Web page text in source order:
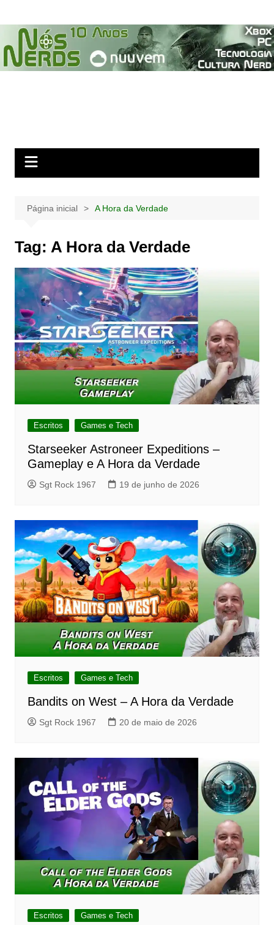
para
conteúdo
Página inicial A Hora da Verdade
Tag: A Hora da Verdade
Escritos Games e Tech
Starseeker Astroneer Expeditions –
Gameplay e A Hora da Verdade
Sgt Rock 1967 19 de junho de 2026
Escritos Games e Tech
Bandits on West – A Hora da Verdade
Sgt Rock 1967 20 de maio de 2026
Escritos Games e Tech